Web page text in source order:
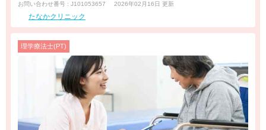
お問い合わせ番号 : J101053657 2026年02月16日 更新
たなかクリニック
理学療法士(PT)